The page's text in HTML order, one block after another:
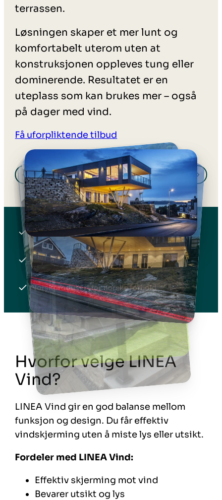
terrassen.
Løsningen skaper et mer lunt og
komfortabelt uterom uten at
konstruksjonen oppleves tung eller
dominerende. Resultatet er en
uteplass som kan brukes mer – også
på dager med vind.
Få uforpliktende tilbud
Mer enn 40 års erfaring
Skreddersøm ned til minste detalj
Norskprodusert for norske forhold
Hvorfor velge LINEA
Vind?
LINEA Vind gir en god balanse mellom
funksjon og design. Du får effektiv
vindskjerming uten å miste lys eller utsikt.
Fordeler med LINEA Vind:
Effektiv skjerming mot vind
Bevarer utsikt og lys